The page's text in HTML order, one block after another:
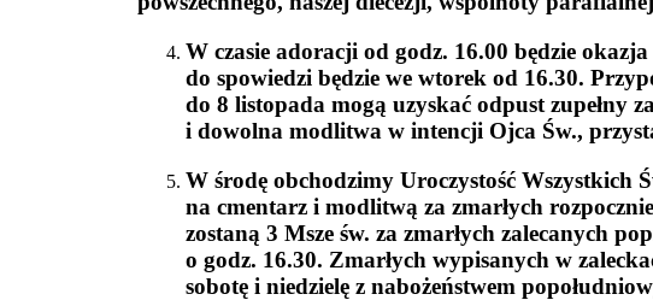
W czasie adoracji od godz. 16.00 będzie
do spowiedzi będzie we wtorek od 16.30.
do 8 listopada mogą uzyskać odpust zupełny
i dowolna modlitwa w intencji Ojca Św.,
W środę obchodzimy Uroczystość Wszystkich
na cmentarz i modlitwą za zmarłych
zostaną 3 Msze św. za zmarłych zalecanych
o godz. 16.30. Zmarłych wypisanych w
sobotę i niedzielę z nabożeństwem